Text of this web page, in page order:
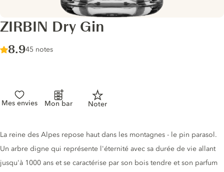
ZIRBIN Dry Gin
Score :
8.9/ 10
45 notes
Mes envies Mon bar Noter
Description du gin
La reine des Alpes repose haut dans les montagnes - le pin parasol.
Un arbre digne qui représente l'éternité avec sa durée de vie allant
jusqu'à 1000 ans et se caractérise par son bois tendre et son parfum